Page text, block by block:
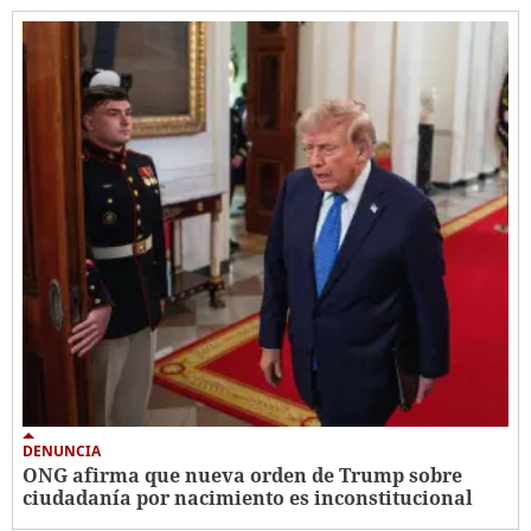
DENUNCIA
ONG afirma que nueva orden de Trump sobre
ciudadanía por nacimiento es inconstitucional